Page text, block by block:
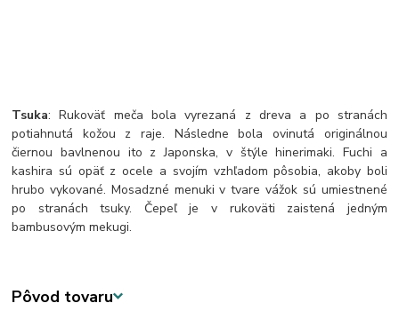
Tsuka: Rukoväť meča bola vyrezaná z dreva a po stranách
potiahnutá kožou z raje. Následne bola ovinutá originálnou
čiernou bavlnenou ito z Japonska, v štýle hinerimaki. Fuchi a
kashira sú opäť z ocele a svojím vzhľadom pôsobia, akoby boli
hrubo vykované. Mosadzné menuki v tvare vážok sú umiestnené
po stranách tsuky. Čepeľ je v rukoväti zaistená jedným
bambusovým mekugi.
Pôvod tovaru